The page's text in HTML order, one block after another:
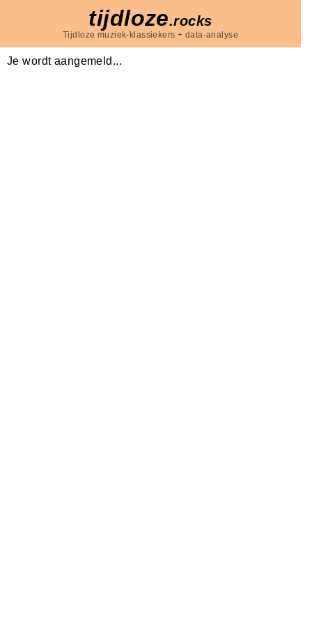
tijdloze.rocks
Tijdloze muziek-klassiekers + data-analyse
Je wordt aangemeld...